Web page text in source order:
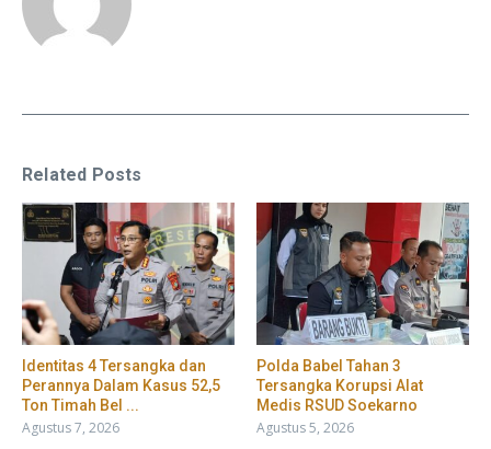
Related Posts
Identitas 4 Tersangka dan
Perannya Dalam Kasus 52,5
Ton Timah Bel ...
Agustus 7, 2026
Polda Babel Tahan 3
Tersangka Korupsi Alat
Medis RSUD Soekarno
Agustus 5, 2026